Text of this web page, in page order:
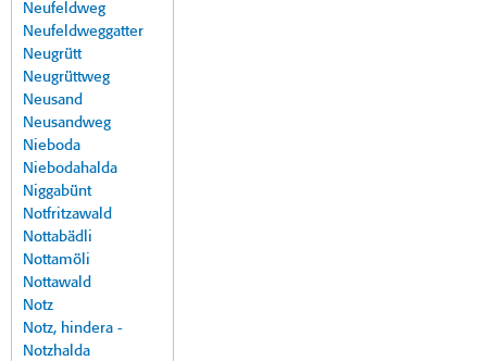
Neufeldweg
Neufeldweggatter
Neugrütt
Neugrüttweg
Neusand
Neusandweg
Nieboda
Niebodahalda
Niggabünt
Notfritzawald
Nottabädli
Nottamöli
Nottawald
Notz
Notz, hindera -
Notzhalda